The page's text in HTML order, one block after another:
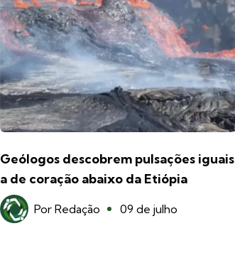
Geólogos descobrem pulsações iguais
a de coração abaixo da Etiópia
PorRedação 09 de julho